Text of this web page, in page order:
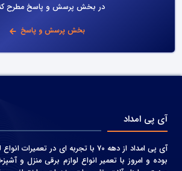
در بخش پرسش و پاسخ مطرح
بخش پرسش و پاسخ
آی پی امداد
آی پی امداد از دهه 70 با تجربه ای در
بوده و امروز با تعمیر انواع لوازم برقی منزل و